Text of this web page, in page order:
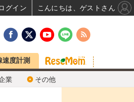
業 その他
速度計測
グイン こんにちは、ゲストさん